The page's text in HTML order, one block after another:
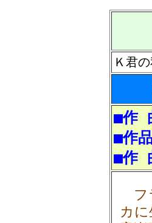
Ｋ君
■作
■作
■作
フ
カ